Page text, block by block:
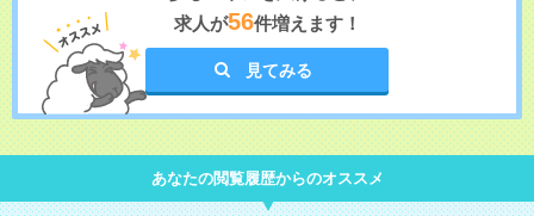
求人が56件増えます！
見てみる
あなたの閲覧履歴からのオススメ